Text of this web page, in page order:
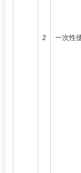
2 一次性